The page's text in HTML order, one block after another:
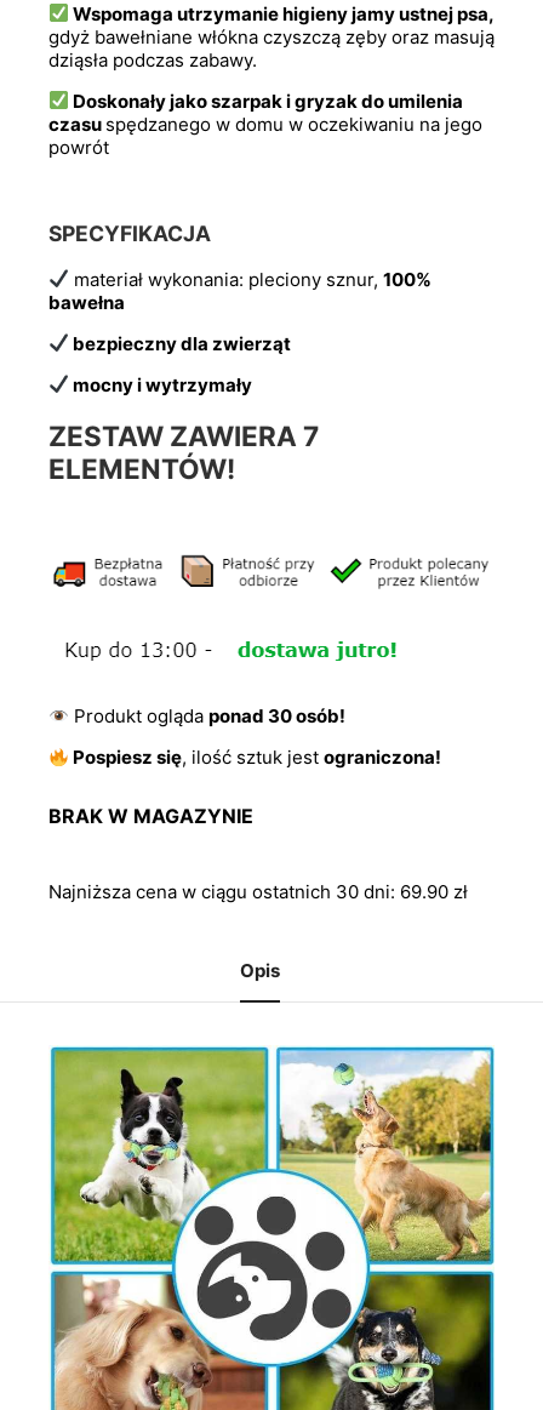
Wspomaga utrzymanie higieny jamy ustnej psa,
gdyż bawełniane włókna czyszczą zęby oraz masują
dziąsła podczas zabawy.
Doskonały jako szarpak i gryzak do umilenia
czasu spędzanego w domu w oczekiwaniu na jego
powrót
SPECYFIKACJA
materiał wykonania: pleciony sznur,100%
bawełna
bezpieczny dla zwierząt
mocny i wytrzymały
ZESTAW ZAWIERA 7
ELEMENTÓW!
Produkt oglądaponad 30 osób!
Pospiesz się, ilość sztuk jestograniczona!
BRAK W MAGAZYNIE
Najniższa cena w ciągu ostatnich 30 dni: 69.90 zł
Opis